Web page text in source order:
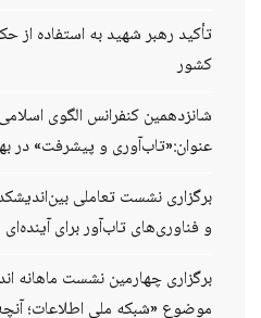
تأکید رهبر شهید به استفاده از
کشور
شانزدهمین کنفرانس الگوی
عنوان:«تاب‌آوری و پیشرفت» در بهار 1406 برگزار
برگزاری نشست تعاملی
و فناوری‌های تاب‌آور برای آینده‌ای
برگزاری چهارمین نشست ماهانه
موضوع «شبکه ملی اطلاعات؛